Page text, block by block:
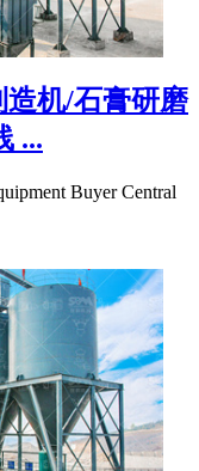
机/石膏研磨
...
Buyer Central